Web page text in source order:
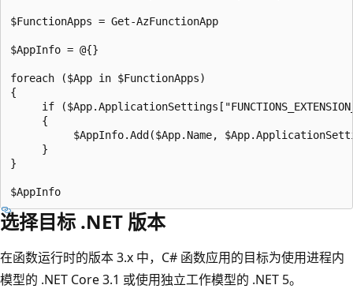
$FunctionApps = Get-AzFunctionApp
$AppInfo = @{}
foreach ($App in $FunctionApps)
{
if
     {
$AppInfo.Add($App.Name,
     }
}
选择目标 .NET 版本
在函数运行时的版本 3.x 中，C# 函数应用的目标为使用进程内
模型的 .NET Core 3.1 或使用独立工作模型的 .NET 5。